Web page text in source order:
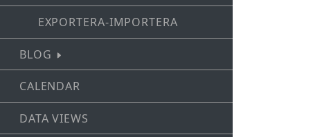
EXPORTERA-IMPORTERA
BLOG
CALENDAR
DATA VIEWS